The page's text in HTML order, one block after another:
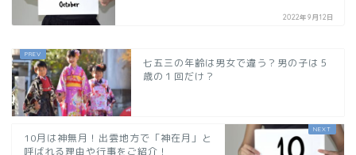
2022年9月12日
七五三の年齢は男女で違う？男の子は５
歳の１回だけ？
10月は神無月！出雲地方で「神在月」と
呼ばれる理由や行事をご紹介！